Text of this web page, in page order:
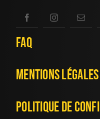
FAQ
Mentions Légales
Politique De